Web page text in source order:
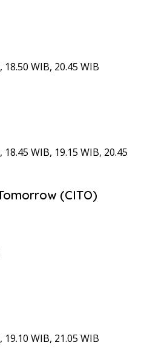
18.50 WIB, 20.45 WIB
WIB, 19.15 WIB, 20.45
(CITO)
19.10 WIB, 21.05 WIB